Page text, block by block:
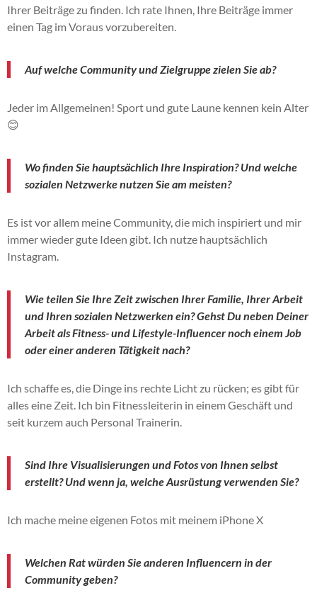
Ihrer Beiträge zu finden. Ich rate Ihnen, Ihre Beiträge immer
einen Tag im Voraus vorzubereiten.
Auf welche Community und Zielgruppe zielen Sie ab?
Jeder im Allgemeinen! Sport und gute Laune kennen kein Alter
😊
Wo finden Sie hauptsächlich Ihre Inspiration? Und welche
sozialen Netzwerke nutzen Sie am meisten?
Es ist vor allem meine Community, die mich inspiriert und mir
immer wieder gute Ideen gibt. Ich nutze hauptsächlich
Instagram.
Wie teilen Sie Ihre Zeit zwischen Ihrer Familie, Ihrer Arbeit
und Ihren sozialen Netzwerken ein? Gehst Du neben Deiner
Arbeit als Fitness- und Lifestyle-Influencer noch einem Job
oder einer anderen Tätigkeit nach?
Ich schaffe es, die Dinge ins rechte Licht zu rücken; es gibt für
alles eine Zeit. Ich bin Fitnessleiterin in einem Geschäft und
seit kurzem auch Personal Trainerin.
Sind Ihre Visualisierungen und Fotos von Ihnen selbst
erstellt? Und wenn ja, welche Ausrüstung verwenden Sie?
Ich mache meine eigenen Fotos mit meinem iPhone X
Welchen Rat würden Sie anderen Influencern in der
Community geben?